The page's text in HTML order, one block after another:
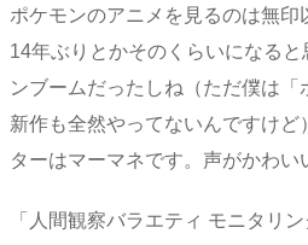
ポケモンのアニメを見るのは無印
14年ぶりとかそのくらいになる
ンブームだったしね（ただ僕は
新作も全然やってないんですけど
ターはマーマネです。声がかわい
「人間観察バラエティ モニタリ